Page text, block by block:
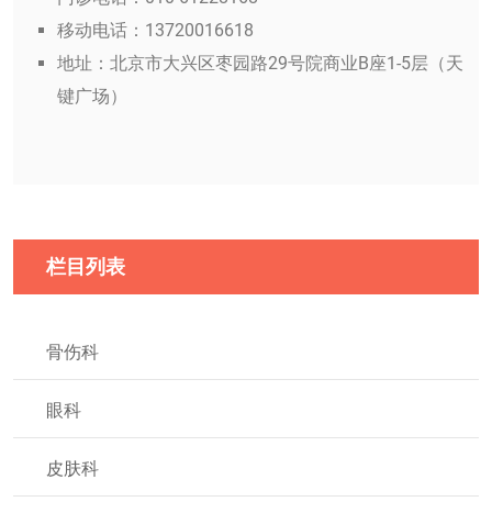
移动电话：13720016618
地址：北京市大兴区枣园路29号院商业B座1-5层（天
键广场）
栏目列表
骨伤科
眼科
皮肤科